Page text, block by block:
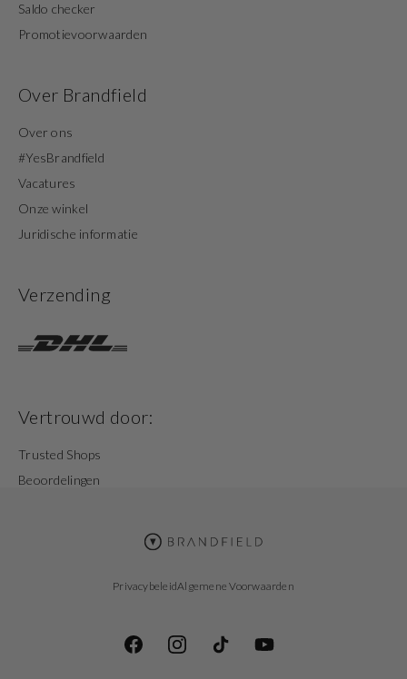
Saldo checker
Promotievoorwaarden
Over Brandfield
Over ons
#YesBrandfield
Vacatures
Onze winkel
Juridische informatie
Verzending
Vertrouwd door:
Trusted Shops
Beoordelingen
PrivacybeleidAlgemene Voorwaarden
FacebookInstagramTikTok YouTube